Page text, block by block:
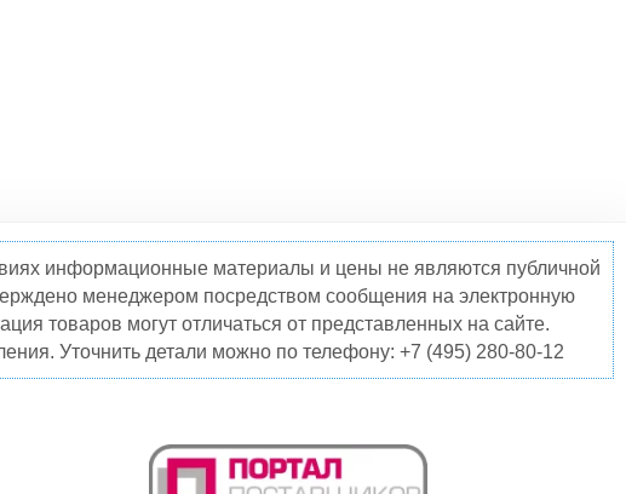
информационные материалы и цены не являются публичной
менеджером посредством сообщения на электронную
товаров могут отличаться от представленных на сайте.
Уточнить детали можно по телефону: +7 (495) 280-80-12